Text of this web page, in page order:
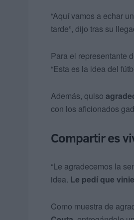
“Aquí vamos a echar
tarde”, dijo tras su
Para el representante
“Esta es la idea del
Además, quiso
con los aficionados
Compartir es
“Le agradecemos la
idea. Le pedí que
Como muestra de